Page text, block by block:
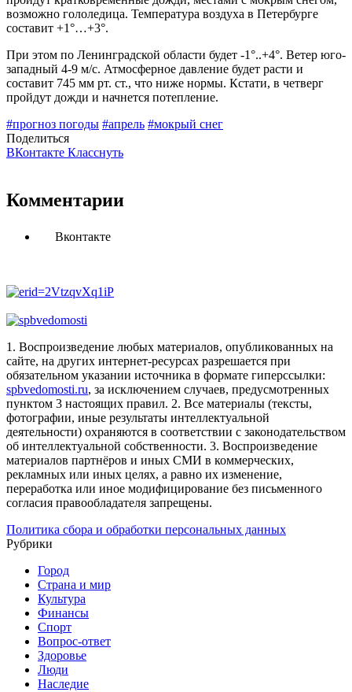
возможно гололедица. Температура воздуха в Петербурге
составит +1°…+3°.
При этом по Ленинградской области будет -1°..+4°. Ветер юго-
западный 4-9 м/с. Атмосферное давление будет расти и
составит 745 мм рт. ст., что ниже нормы. Кстати, в четверг
пройдут дожди и начнется потепление.
#прогноз погоды #апрель #мокрый снег
Поделиться
ВКонтакте Класснуть
Комментарии
Вконтакте
1. Воспроизведение любых материалов, опубликованных на
сайте, на других интернет-ресурсах разрешается при
обязательном указании источника в формате гиперссылки:
spbvedomosti.ru, за исключением случаев, предусмотренных
пунктом 3 настоящих правил. 2. Все материалы (тексты,
фотографии, иные результаты интеллектуальной
деятельности) охраняются в соответствии с законодательством
об интеллектуальной собственности. 3. Воспроизведение
материалов партнёров и иных СМИ в коммерческих,
рекламных или иных целях, а равно их изменение,
переработка или иное модифицирование без письменного
согласия правообладателя запрещены.
Политика сбора и обработки персональных данных
Рубрики
Город
Страна и мир
Культура
Финансы
Спорт
Вопрос-ответ
Здоровье
Люди
Наследие